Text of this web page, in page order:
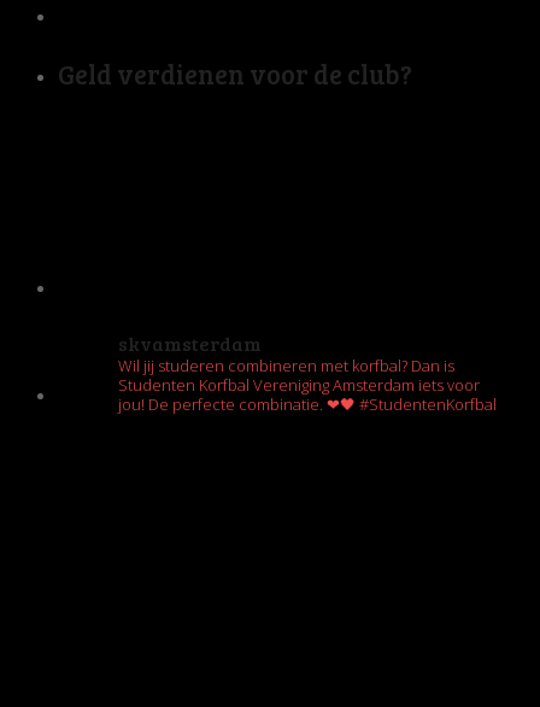
Geld verdienen voor de club?
skvamsterdam
Wil jij studeren combineren met korfbal? Dan is
Studenten Korfbal Vereniging Amsterdam iets voor
jou! De perfecte combinatie. ❤🖤 #StudentenKorfbal